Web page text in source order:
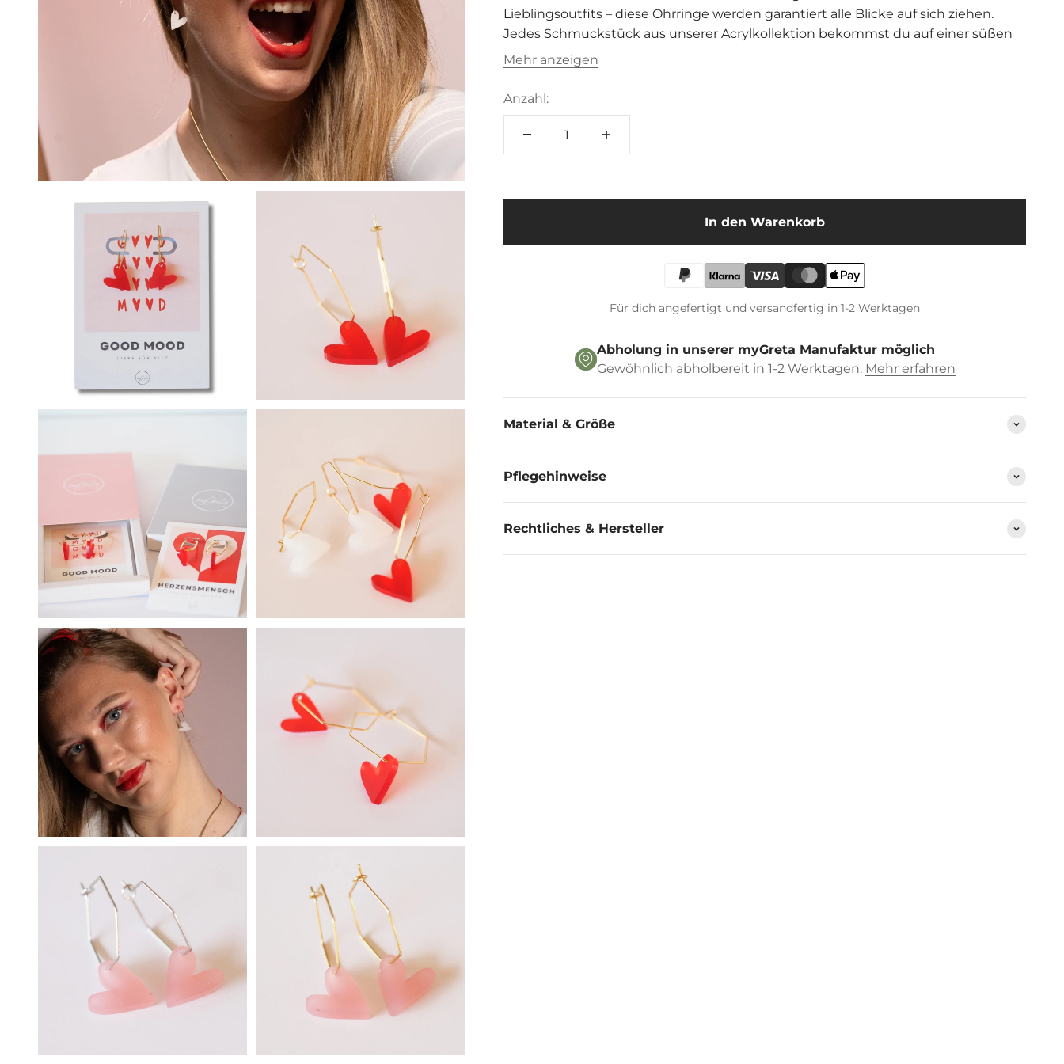
Lieblingsoutfits – diese Ohrringe werden garantiert alle Blicke auf sich ziehen.
Jedes Schmuckstück aus unserer Acrylkollektion bekommst du auf einer süßen
Schmuckkarte und in einer Geschenkverpackung geliefert.
Mehr anzeigen
Anzahl:
In den Warenkorb
Für dich angefertigt und versandfertig in 1-2 Werktagen
Abholung in unserer myGreta Manufaktur möglich
Gewöhnlich abholbereit in 1-2 Werktagen. Mehr erfahren
Material & Größe
Pflegehinweise
Rechtliches & Hersteller